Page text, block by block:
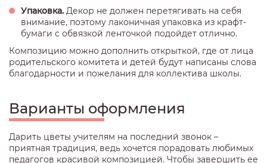
Упаковка. Декор не должен перетягивать на себя
внимание, поэтому лаконичная упаковка из крафт-
бумаги с обвязкой ленточкой подойдет отлично.
Композицию можно дополнить открыткой, где от лица
родительского комитета и детей будут написаны слова
благодарности и пожелания для коллектива школы.
Варианты оформления
Дарить цветы учителям на последний звонок –
приятная традиция, ведь хочется порадовать любимых
педагогов красивой композицией. Чтобы завершить ее